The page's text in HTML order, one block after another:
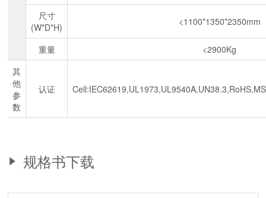
尺寸
(W*D*H)
<1100*1350*2350mm
重量
<2900Kg
其
他
参
数
认证
规格书下载